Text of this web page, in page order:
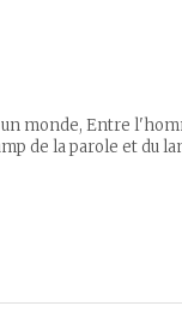
monde, Entre
de la parole et du